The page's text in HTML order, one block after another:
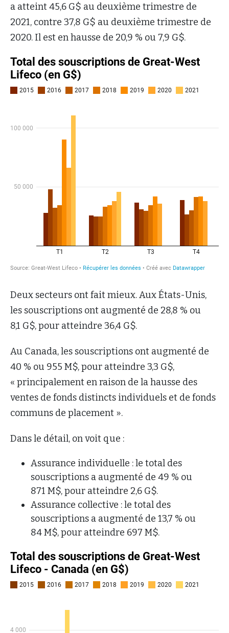
a atteint 45,6 G$ au deuxième trimestre de
2021, contre 37,8 G$ au deuxième trimestre de
2020. Il est en hausse de 20,9 % ou 7,9 G$.
Deux secteurs ont fait mieux. Aux États-Unis,
les souscriptions ont augmenté de 28,8 % ou
8,1 G$, pour atteindre 36,4 G$.
Au Canada, les souscriptions ont augmenté de
40 % ou 955 M$, pour atteindre 3,3 G$,
« principalement en raison de la hausse des
ventes de fonds distincts individuels et de fonds
communs de placement ».
Dans le détail, on voit que :
Assurance individuelle : le total des
souscriptions a augmenté de 49 % ou
871 M$, pour atteindre 2,6 G$.
Assurance collective : le total des
souscriptions a augmenté de 13,7 % ou
84 M$, pour atteindre 697 M$.